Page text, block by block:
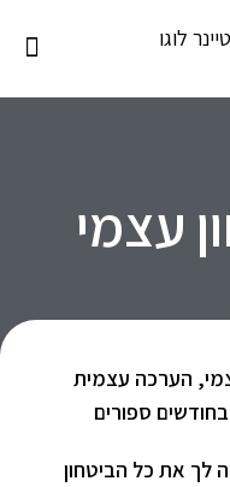
עצמי
הערכה עצמית
ספורים
לך את כל הביטחון